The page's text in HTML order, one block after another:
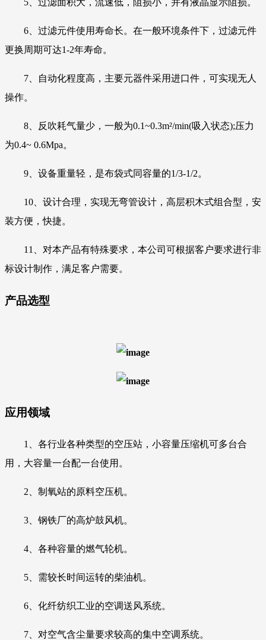
5、过滤面积大，流速低，阻损小，并有液晶显示阻损。
6、过滤元件使用寿命长。在一般环境条件下，过滤元件
更换周期可达1-2年寿命。
7、自动化程度高，主要元器件采用进口件，可实现无人
操作。
8、反吹耗气量少，一般为0.1~0.3m²/min(吸入状态);压力
为0.4~ 0.6Mpa。
9、设备重量轻，是布袋式同容量的1/3-1/2。
10、设计合理，实现无弯管设计，高层积木式组合型，安
装方便，快捷。
11、对本产品有特殊要求，本公司可根据客户要求进行非
标设计制作，满足客户需要。
产品选型
应用领域
1、各行业各种类型的空压站，小容量压缩机可多台合
用，大容量一台配一台使用。
2、制氧站的原料空压机。
3、钢铁厂的高炉鼓风机。
4、各种容量的燃气轮机。
5、需较长时间运转的柴油机。
6、化纤纺织工业的空调送风系统。
7、对空气含尘量要求较高的集中空调系统。